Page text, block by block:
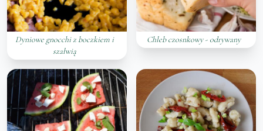
Dyniowe gnocchi z boczkiem i
szałwią
Chleb czosnkowy - odrywany